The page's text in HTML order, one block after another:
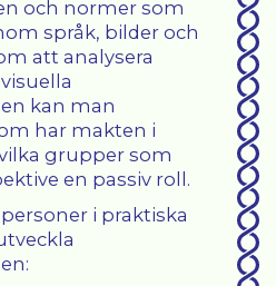
och normer som
språk, bilder och
att analysera
kan man
har makten i
grupper som
en passiv roll.
i praktiska